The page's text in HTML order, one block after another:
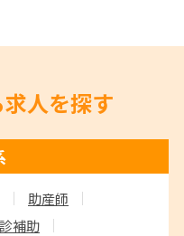
人を探す
助産師
補助